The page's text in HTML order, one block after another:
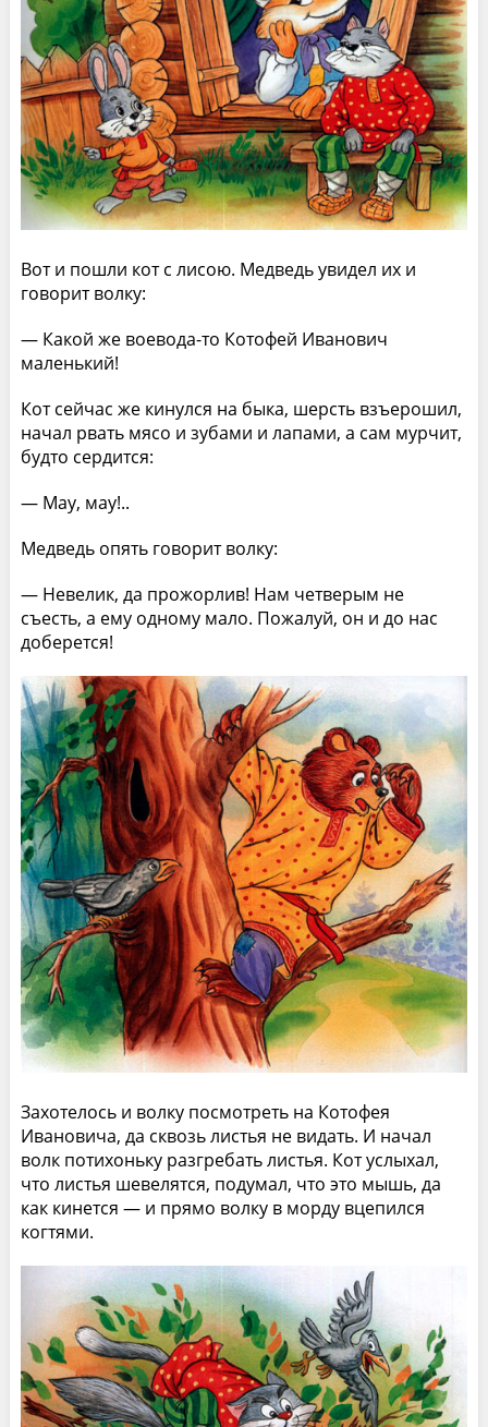
Вот и пошли кот с лисою. Медведь увидел их и
говорит волку:
— Какой же воевода-то Котофей Иванович
маленький!
Кот сейчас же кинулся на быка, шерсть взъерошил,
начал рвать мясо и зубами и лапами, а сам мурчит,
будто сердится:
— Мау, мау!..
Медведь опять говорит волку:
— Невелик, да прожорлив! Нам четверым не
съесть, а ему одному мало. Пожалуй, он и до нас
доберется!
Захотелось и волку посмотреть на Котофея
Ивановича, да сквозь листья не видать. И начал
волк потихоньку разгребать листья. Кот услыхал,
что листья шевелятся, подумал, что это мышь, да
как кинется — и прямо волку в морду вцепился
когтями.